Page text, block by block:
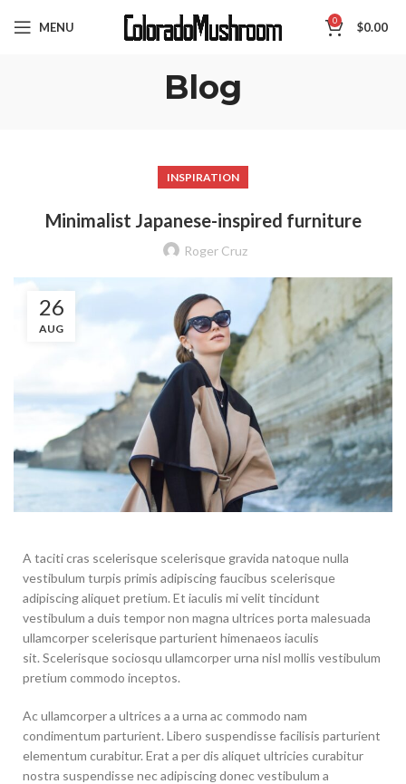
MENU 0 $0.00
Blog
INSPIRATION
Minimalist Japanese-inspired furniture
Roger Cruz
26
AUG
A taciti cras scelerisque scelerisque gravida natoque nulla
vestibulum turpis primis adipiscing faucibus scelerisque
adipiscing aliquet pretium. Et iaculis mi velit tincidunt
vestibulum a duis tempor non magna ultrices porta malesuada
ullamcorper scelerisque parturient himenaeos iaculis
sit. Scelerisque sociosqu ullamcorper urna nisl mollis vestibulum
pretium commodo inceptos.
Ac ullamcorper a ultrices a a urna ac commodo nam
condimentum parturient. Libero suspendisse facilisis parturient
elementum curabitur. Erat a per dis aliquet ultricies curabitur
nostra suspendisse nec adipiscing donec vestibulum a